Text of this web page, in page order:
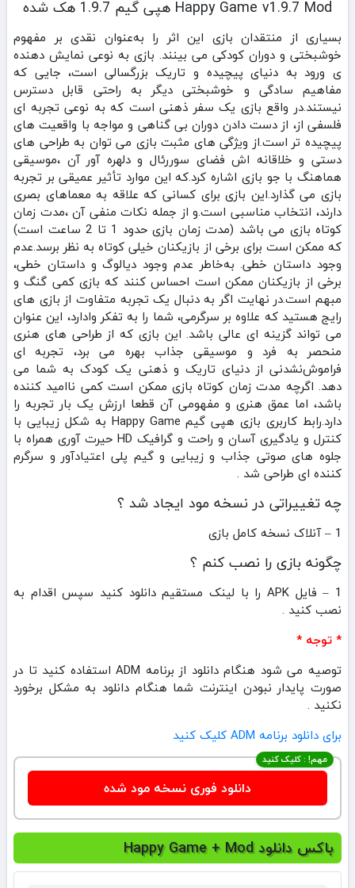
Happy Game v1.9.7 Mod هپی گیم 1.9.7 هک شده
بسیاری از منتقدان بازی این اثر را به‌عنوان نقدی بر مفهوم
خوشبختی و دوران کودکی می‌ بینند. بازی به‌ نوعی نمایش‌ دهنده‌
ی ورود به دنیای پیچیده و تاریک بزرگسالی است، جایی که
مفاهیم سادگی و خوشبختی دیگر به‌ راحتی قابل دسترس
نیستند.در واقع بازی یک سفر ذهنی است که به نوعی تجربه‌ ای
فلسفی از، از دست دادن دوران بی‌ گناهی و مواجه با واقعیت‌ های
پیچیده‌ تر است.از ویژگی های مثبت بازی می توان به طراحی‌ های
دستی و خلاقانه‌ اش فضای سوررئال و دلهره‌ آور آن ،موسیقی
هماهنگ با جو بازی اشاره کرد.که این موارد تأثیر عمیقی بر تجربه
بازی می‌ گذارد.این بازی برای کسانی که علاقه به معماهای بصری
دارند، انتخاب مناسبی است.و از جمله نکات منفی آن ،مدت زمان
کوتاه بازی می باشد (مدت زمان بازی حدود 1 تا 2 ساعت است)
که ممکن است برای برخی از بازیکنان خیلی کوتاه به نظر برسد.عدم
وجود داستان خطی. به‌خاطر عدم وجود دیالوگ و داستان خطی،
برخی از بازیکنان ممکن است احساس کنند که بازی کمی گنگ و
مبهم است.در نهایت اگر به دنبال یک تجربه متفاوت از بازی‌ های
رایج هستید که علاوه بر سرگرمی، شما را به تفکر وادارد، این عنوان
می‌ تواند گزینه‌ ای عالی باشد. این بازی که از طراحی‌ های هنری
منحصر به فرد و موسیقی جذاب بهره می‌ برد، تجربه‌ ای
فراموش‌نشدنی از دنیای تاریک و ذهنی یک کودک به شما می‌
دهد. اگرچه مدت زمان کوتاه بازی ممکن است کمی ناامید کننده
باشد، اما عمق هنری و مفهومی آن قطعا ارزش یک بار تجربه را
دارد.رابط کاربری بازی هپی گیم Happy Game به شکل زیبایی با
کنترل و یادگیری آسان و راحت و گرافیک HD حیرت آوری همراه با
جلوه های صوتی جذاب و زیبایی و گیم پلی اعتیادآور و سرگرم
کننده ای طراحی شد .
چه تغییراتی در نسخه مود ایجاد شد ؟
1 – آنلاک نسخه کامل بازی
چگونه بازی را نصب کنم ؟
1 – فایل APK را با لینک مستقیم دانلود کنید سپس اقدام به
نصب کنید .
* توجه *
توصیه می شود هنگام دانلود از برنامه ADM استفاده کنید تا در
صورت پایدار نبودن اینترنت شما هنگام دانلود به مشکل برخورد
نکنید .
برای دانلود برنامه ADM کلیک کنید
مهم! : کلیک کنید
دانلود فوری نسخه مود شده
باکس دانلود Happy Game + Mod